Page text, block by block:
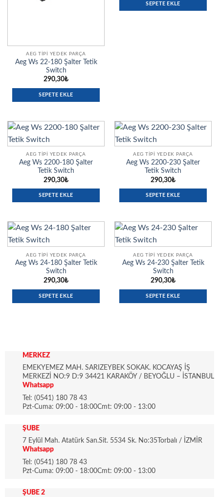
AEG TIPI YEDEK PARÇA
Aeg Ws 22-180 Şalter Tetik
Switch
290,30₺
SEPETE EKLE
SEPETE EKLE
AEG TIPI YEDEK PARÇA
Aeg Ws 2200-180 Şalter
Tetik Switch
290,30₺
SEPETE EKLE
AEG TIPI YEDEK PARÇA
Aeg Ws 2200-230 Şalter
Tetik Switch
290,30₺
SEPETE EKLE
AEG TIPI YEDEK PARÇA
Aeg Ws 24-180 Şalter Tetik
Switch
290,30₺
SEPETE EKLE
AEG TIPI YEDEK PARÇA
Aeg Ws 24-230 Şalter Tetik
Switch
290,30₺
SEPETE EKLE
MERKEZ
EMEKYEMEZ MAH. SARIZEYBEK SOKAK. KOCAYAŞ İŞ
MERKEZİ NO:9 D:9 34421 KARAKÖY / BEYOĞLU – İSTANBUL
Whatsapp
Tel: (0541) 180 78 43
Pzt-Cuma: 09:00 - 18:00Cmt: 09:00 - 13:00
ŞUBE
7 Eylül Mah. Atatürk San.Sit. 5534 Sk. No:35Torbalı / İZMİR
Whatsapp
Tel: (0541) 180 78 43
Pzt-Cuma: 09:00 - 18:00Cmt: 09:00 - 13:00
ŞUBE 2